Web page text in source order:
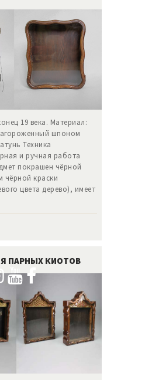
19 века. Материал:
шпоном
Техника
и ручная работа
покрашен чёрной
чёрной краски
цвета дерево), имеет
ПАРНЫХ КИОТОВ